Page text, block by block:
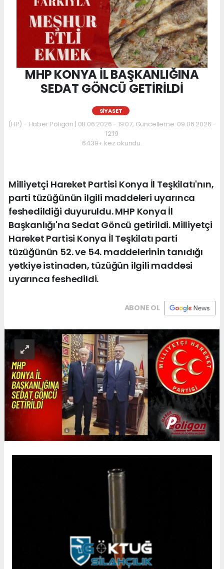
MHP KONYA İL BAŞKANLIĞINA
SEDAT GÖNCÜ GETİRİLDİ
SIYASET
(HP) - Haber Poligon | 08.06.2026 - 19:07, Güncelleme: 09.06.2026 -
12:19
6439+ kez okundu.
Milliyetçi Hareket Partisi Konya İl Teşkilatı'nın,
parti tüzüğünün ilgili maddeleri uyarınca
feshedildiği duyuruldu. MHP Konya İl
Başkanlığı'na Sedat Göncü getirildi. Milliyetçi
Hareket Partisi Konya İl Teşkilatı parti
tüzüğünün 52. ve 54. maddelerinin tanıdığı
yetkiye istinaden, tüzüğün ilgili maddesi
uyarınca feshedildi.
ABONE OL